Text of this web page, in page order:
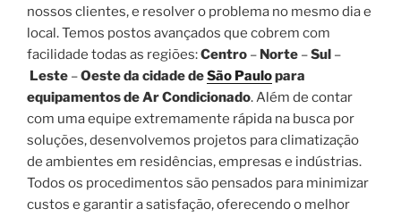
nossos clientes, e resolver o problema no mesmo dia e
local. Temos postos avançados que cobrem com
facilidade todas as regiões:Centro – Norte –Sul –
Leste –Oeste da cidade deSão Paulopara
equipamentos de Ar Condicionado. Além de contar
com uma equipe extremamente rápida na busca por
soluções, desenvolvemos projetos para climatização
de ambientes em residências, empresas e indústrias.
Todos os procedimentos são pensados para minimizar
custos e garantir a satisfação, oferecendo o melhor